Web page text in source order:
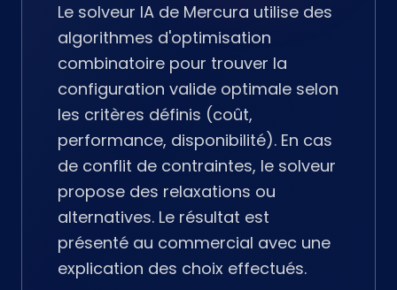
Le solveur IA de Mercura utilise des
algorithmes d'optimisation
combinatoire pour trouver la
configuration valide optimale selon
les critères définis (coût,
performance, disponibilité). En cas
de conflit de contraintes, le solveur
propose des relaxations ou
alternatives. Le résultat est
présenté au commercial avec une
explication des choix effectués.